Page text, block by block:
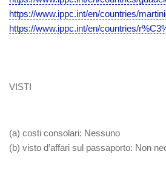
https://www.ippc.int/en/countries/
https://www.ippc.int/en/countries/
VISTI
(a) costi consolari: Nessuno
(b) visto d’affari sul passaporto: Non